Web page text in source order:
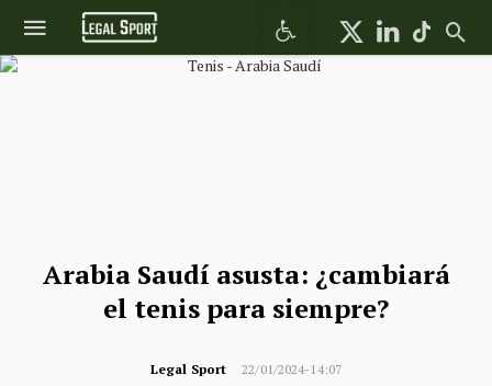
Abrir barra de herramientas
Arabia Saudí asusta: ¿cambiará
el tenis para siempre?
Legal Sport 22/01/2024-14:07